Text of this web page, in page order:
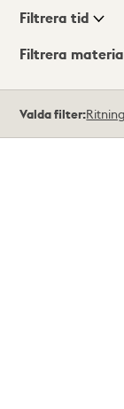
Visningsläge
Filtrera tid
Filtrera
träffar
Valda filter:Ritning